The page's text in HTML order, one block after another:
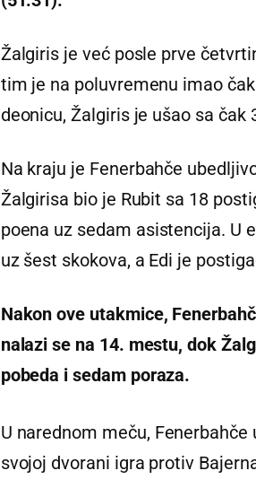
Žalgiris je već posle prve
tim je na poluvremenu imao
deonicu, Žalgiris je ušao sa čak
Na kraju je Fenerbahče
Žalgirisa bio je Rubit sa 18
poena uz sedam asistencija. U
uz šest skokova, a Edi je
Nakon ove utakmice,
nalazi se na 14. mestu, dok
pobeda i sedam poraza.
U narednom meču,
svojoj dvorani igra protiv